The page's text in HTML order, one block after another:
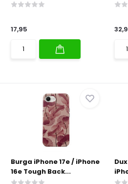
17,95
Burga iPhone 17e / iPhone
16e Tough Back...